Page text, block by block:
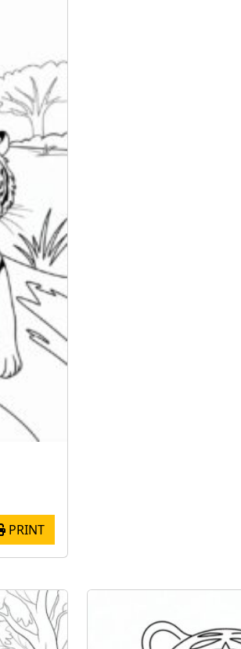
PRINT